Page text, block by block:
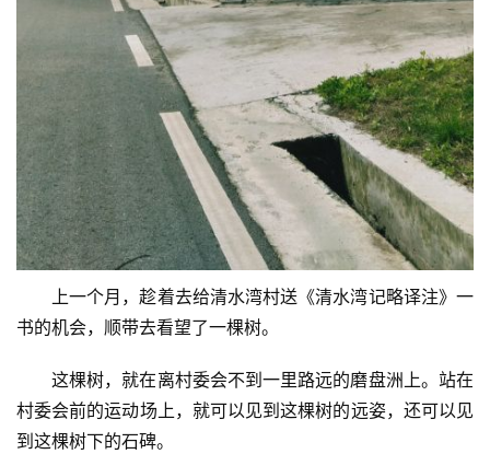
上一个月，趁着去给清水湾村送《清水湾记略译注》一
书的机会，顺带去看望了一棵树。
这棵树，就在离村委会不到一里路远的磨盘洲上。站在
村委会前的运动场上，就可以见到这棵树的远姿，还可以见
到这棵树下的石碑。